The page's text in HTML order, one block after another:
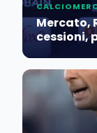
Mercato,
cessioni,